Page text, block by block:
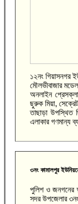
১২নং গিয়াসনগর
মৌলভীবাজার
অনলাইন
ছুরুক মিয়া,
তাছাড়া উপস্থিত
এলাকার গণমান্য
৩নং কামালপুর
পুলিশ ও জনগনের
সদর উপজেলার